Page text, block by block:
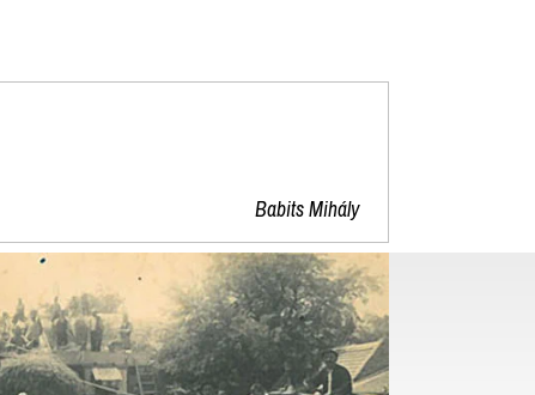
Babits Mihály